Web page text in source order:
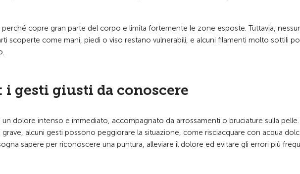
copre gran parte del corpo e limita fortemente le zone esposte. Tuttavia,
scoperte come mani, piedi o viso restano vulnerabili, e alcuni filamenti molto sottili
i gesti giusti da conoscere
dolore intenso e immediato, accompagnato da arrossamenti o bruciature sulla
alcuni gesti possono peggiorare la situazione, come risciacquare con acqua
sapere per riconoscere una puntura, alleviare il dolore ed evitare gli errori più